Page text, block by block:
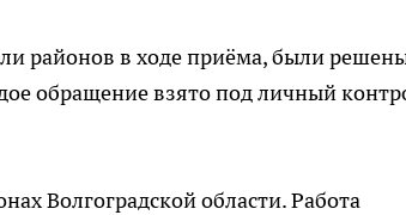
районов в ходе приёма, были
обращение взято под личный
Волгоградской области. Работа